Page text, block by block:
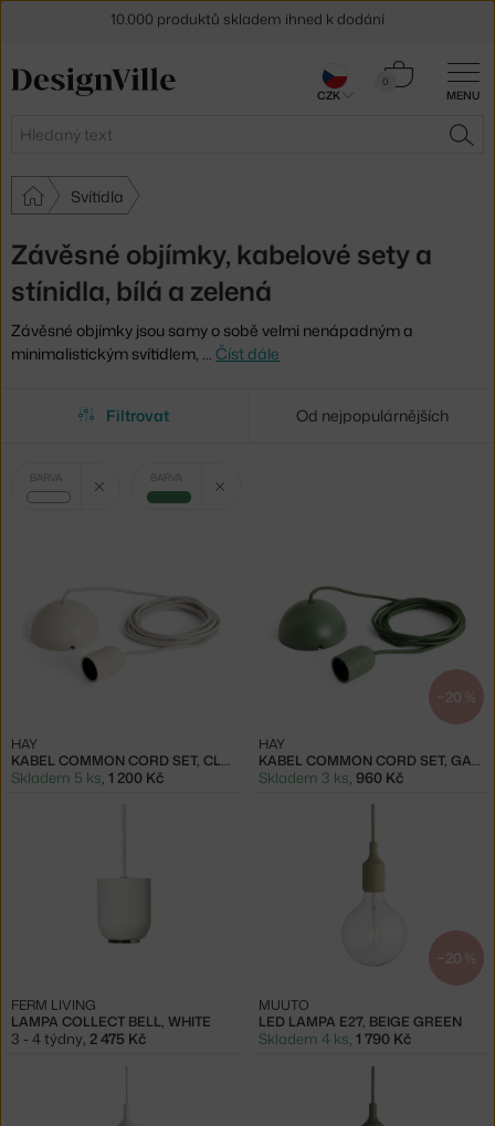
MENU
Hledat
0
Košík
Svítidla
Závěsné objímky, kabelové sety a
stínidla, bílá a zelená
Závěsné objímky jsou samy o sobě velmi nenápadným a
minimalistickým svítidlem, … Číst dále
Filtrovat Od nejpopulárnějších
Vybrané
filtry:
BARVA
bílá
BARVA
zelená
KABEL COMMON CORD SET, CLAY WHITE
HAY
Skladem 5 ks 1 200 Kč
−20 %
KABEL COMMON CORD SET, GARDEN GREEN
HAY
Skladem 3 ks 960 Kč
LAMPA COLLECT BELL, WHITE
FERM LIVING
3 - 4 týdny, 2 475 Kč
−20 %
LED LAMPA E27, BEIGE GREEN
MUUTO
Skladem 4 ks, 1 790 Kč
Sleva 5 % pro odběratele newsletteru
30 dní na vrácení zboží
CZK